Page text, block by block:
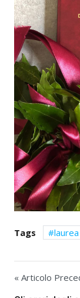
Tags laurea
« Articolo